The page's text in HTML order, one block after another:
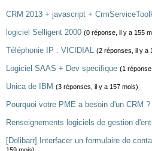
CRM 2013 + javascript +
logiciel Selligent 2000 (0 réponse, il y a 155
Téléphonie IP : VICIDIAL (2 réponses, il y a
Logiciel SAAS + Dev specifique (1
Unica de IBM (3 réponses, il y a 157 mois)
Pourquoi votre PME a besoin d'un CRM ?
Renseignements logiciels de gestion
[Dolibarr] Interfacer un formulaire de